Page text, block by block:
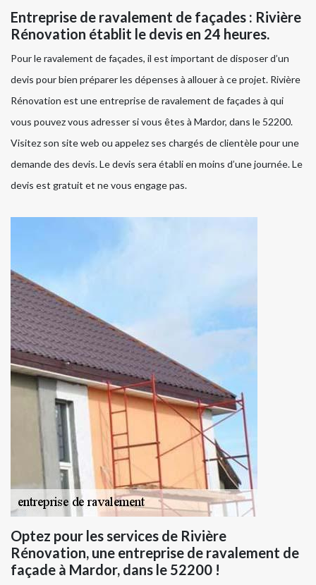
Entreprise de ravalement de façades : Rivière
Rénovation établit le devis en 24 heures.
Pour le ravalement de façades, il est important de disposer d’un
devis pour bien préparer les dépenses à allouer à ce projet. Rivière
Rénovation est une entreprise de ravalement de façades à qui
vous pouvez vous adresser si vous êtes à Mardor, dans le 52200.
Visitez son site web ou appelez ses chargés de clientèle pour une
demande des devis. Le devis sera établi en moins d’une journée. Le
devis est gratuit et ne vous engage pas.
Optez pour les services de Rivière
Rénovation, une entreprise de ravalement de
façade à Mardor, dans le 52200 !